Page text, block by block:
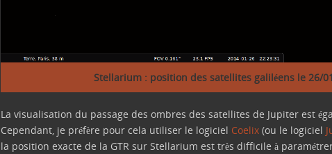
Stellarium : position des satellites galiléens le 26/
La visualisation du passage des ombres des satellites de Jupiter est
Cependant, je préfère pour cela utiliser le logiciel Coelix (ou le logiciel
la position exacte de la GTR sur Stellarium est très difficile à